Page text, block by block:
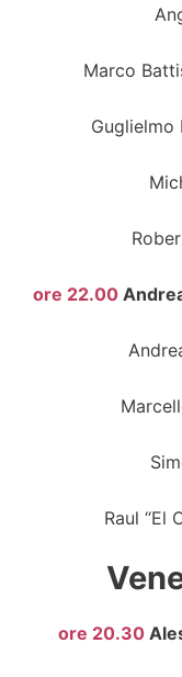
Marco
Guglielmo
ore 22.00
Raul “El
ore 20.30